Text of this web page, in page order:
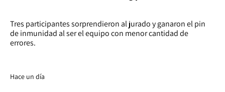
Tres participantes sorprendieron al jurado y ganaron el pin
de inmunidad al ser el equipo con menor cantidad de
errores.
Hace un día